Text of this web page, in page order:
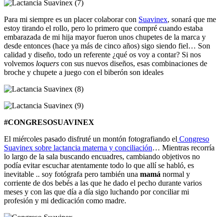
Para mi siempre es un placer colaborar con Suavinex, sonará que me
estoy tirando el rollo, pero lo primero que compré cuando estaba
embarazada de mi hija mayor fueron unos chupetes de la marca y
desde entonces (hace ya más de cinco años) sigo siendo fiel… Son
calidad y diseño, todo un referente ¿qué os voy a contar? Si nos
volvemos loquers con sus nuevos diseños, esas combinaciones de
broche y chupete a juego con el biberón son ideales
#CONGRESOSUAVINEX
El miércoles pasado disfruté un montón fotografiando el Congreso
Suavinex sobre lactancia materna y conciliación… Mientras recorría
lo largo de la sala buscando encuadres, cambiando objetivos no
podía evitar escuchar atentamente todo lo que allí se habló, es
inevitable .. soy fotógrafa pero también una mamá normal y
corriente de dos bebés a las que he dado el pecho durante varios
meses y con las que día a día sigo luchando por conciliar mi
profesión y mi dedicación como madre.